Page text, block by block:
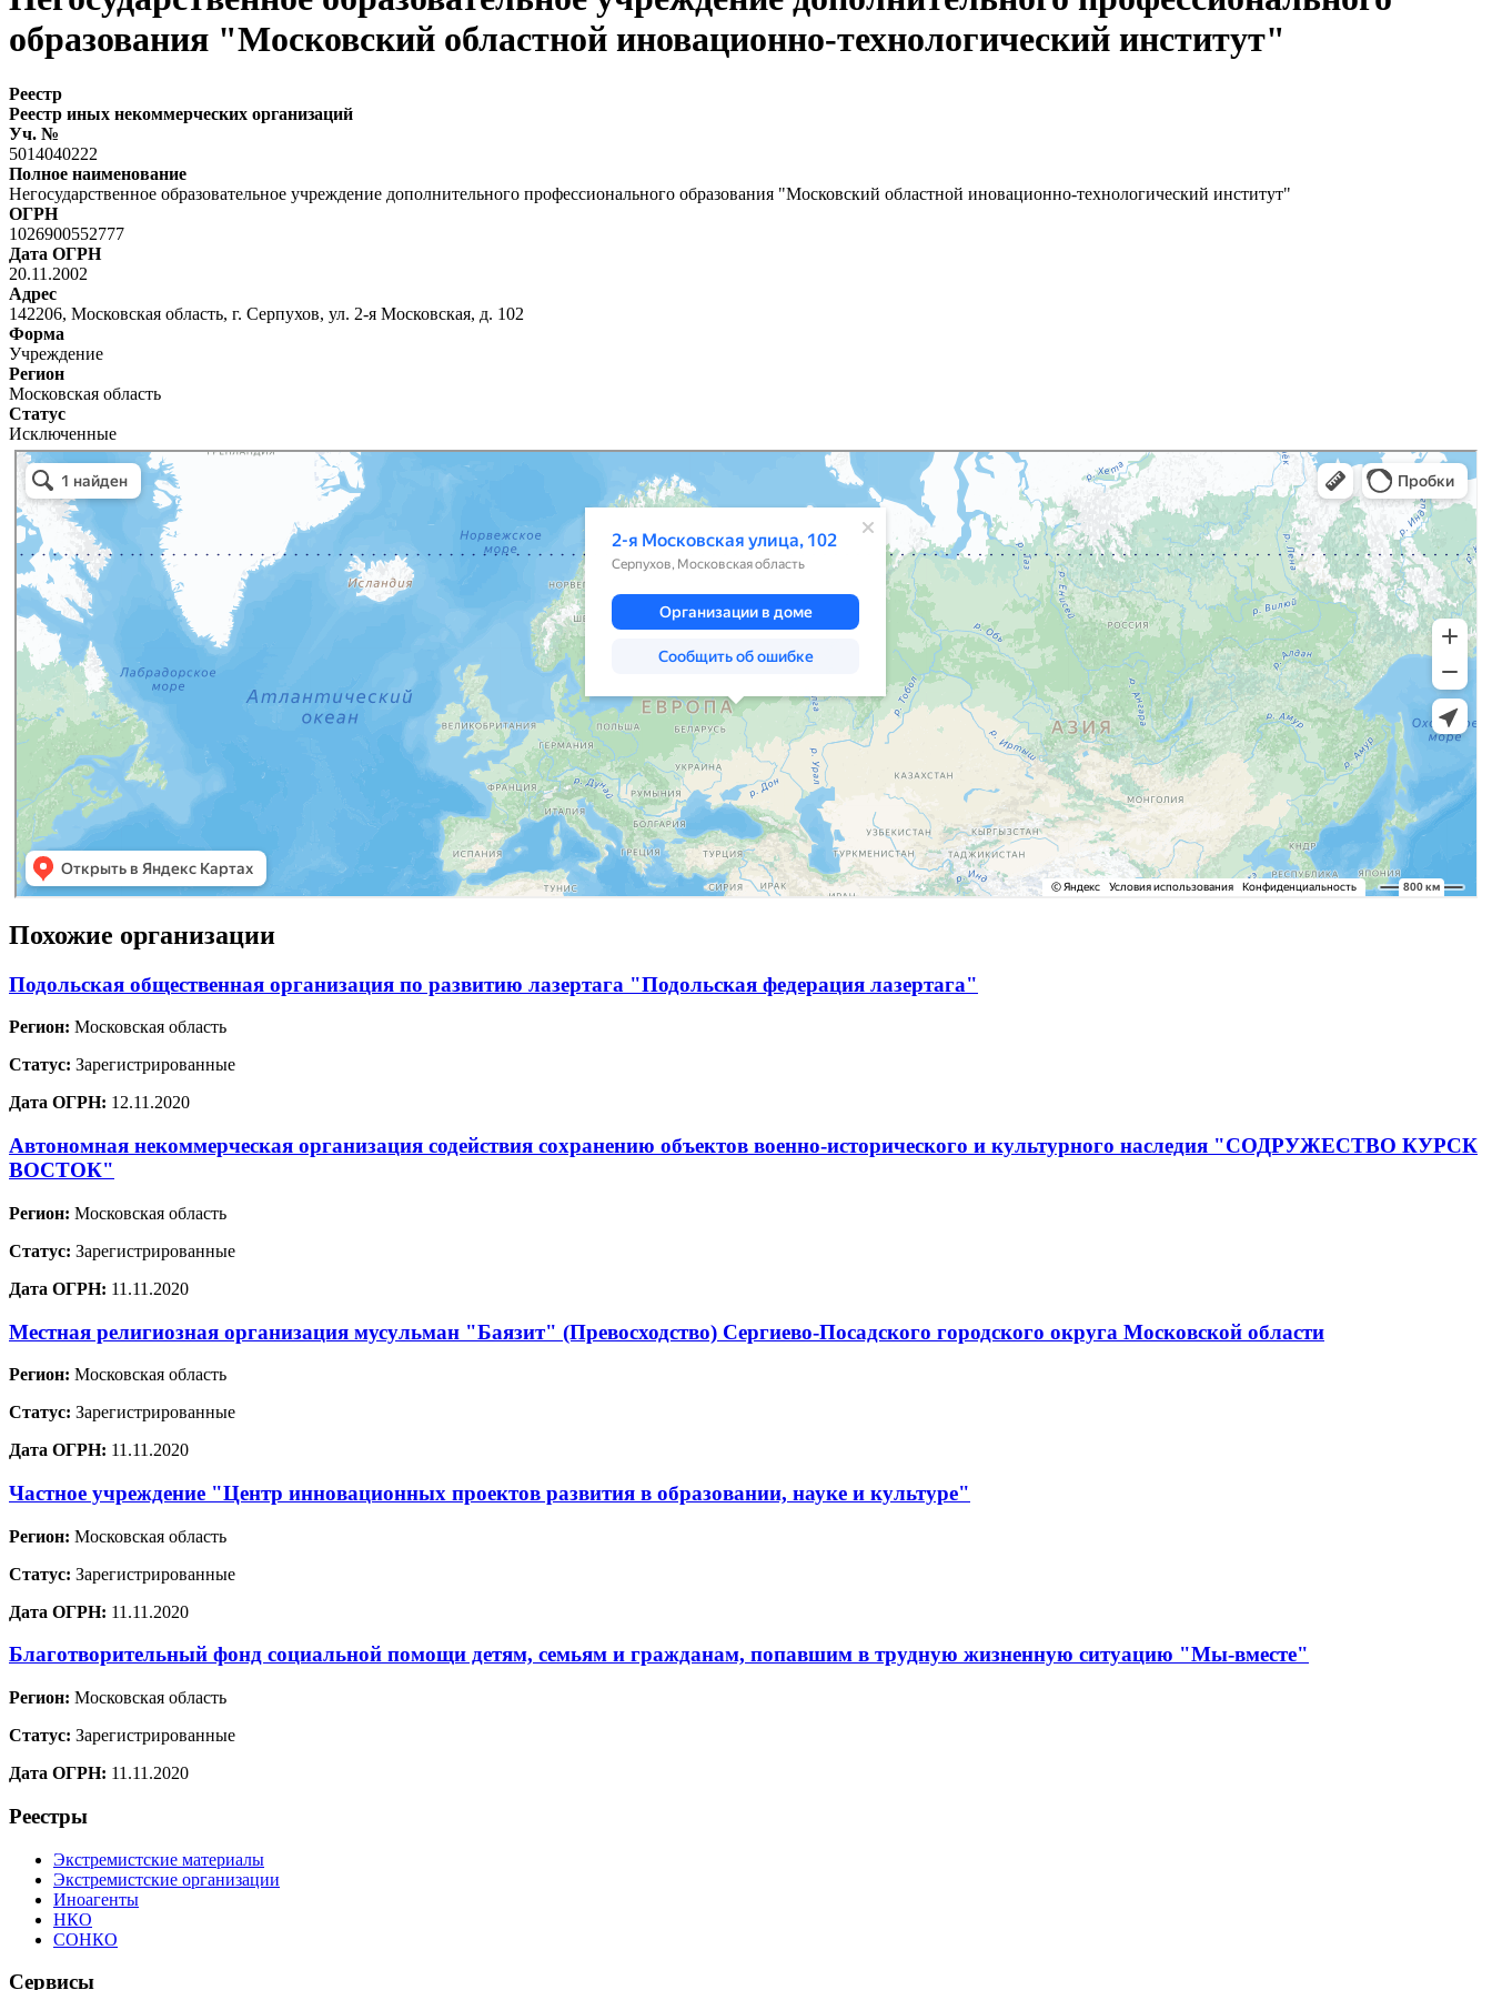
образования "Московский областной иновационно-технологический институт"
Реестр
Реестр иных некоммерческих организаций
Уч. №
5014040222
Полное наименование
Негосударственное образовательное учреждение дополнительного профессионального образования "Московский областной иновационно-технологический институт"
ОГРН
1026900552777
Дата ОГРН
20.11.2002
Адрес
142206, Московская область, г. Серпухов, ул. 2-я Московская, д. 102
Форма
Учреждение
Регион
Московская область
Статус
Исключенные
Похожие организации
Подольская общественная организация по развитию лазертага "Подольская федерация лазертага"
Регион: Московская область
Статус: Зарегистрированные
Дата ОГРН: 12.11.2020
Автономная некоммерческая организация содействия сохранению объектов военно-исторического и культурного наследия "СОДРУЖЕСТВО КУРСК
ВОСТОК"
Регион: Московская область
Статус: Зарегистрированные
Дата ОГРН: 11.11.2020
Местная религиозная организация мусульман "Баязит" (Превосходство) Сергиево-Посадского городского округа Московской области
Регион: Московская область
Статус: Зарегистрированные
Дата ОГРН: 11.11.2020
Частное учреждение "Центр инновационных проектов развития в образовании, науке и культуре"
Регион: Московская область
Статус: Зарегистрированные
Дата ОГРН: 11.11.2020
Благотворительный фонд социальной помощи детям, семьям и гражданам, попавшим в трудную жизненную ситуацию "Мы-вместе"
Регион: Московская область
Статус: Зарегистрированные
Дата ОГРН: 11.11.2020
Реестры
Экстремистские материалы
Экстремистские организации
Иноагенты
НКО
СОНКО
Сервисы